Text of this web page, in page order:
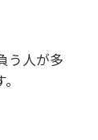
う人が多